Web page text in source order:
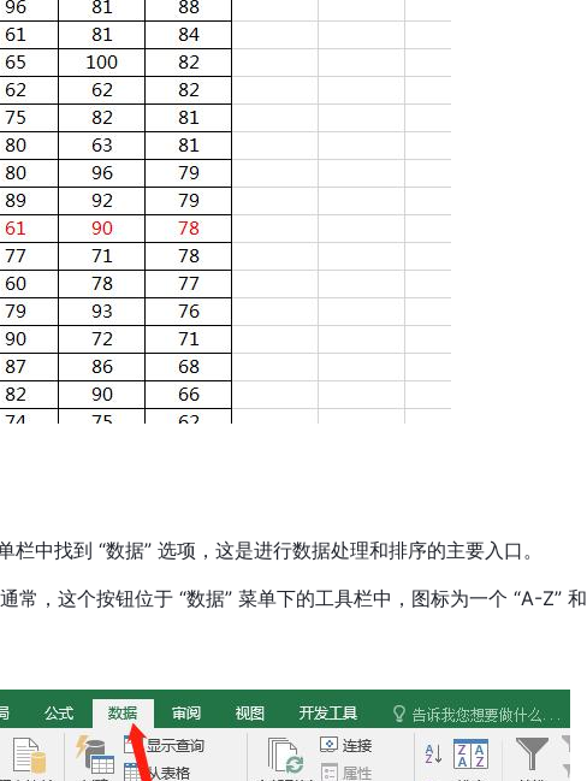
中找到 “数据” 选项，这是进行数据处理和排序的主要入口。
常，这个按钮位于 “数据” 菜单下的工具栏中，图标为一个 “A-Z” 和